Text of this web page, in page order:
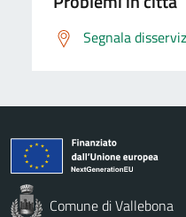
Segnala
Comune di Vallebona